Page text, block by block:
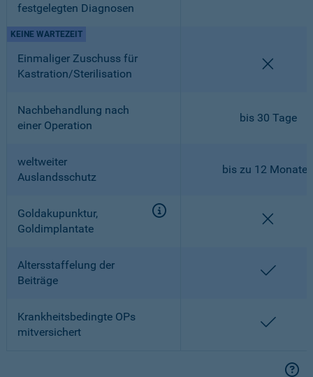
festgelegten Diagnosen
Einmaliger Zuschuss für
Kastration/Sterilisation
KEINE WARTEZEIT
Nachbehandlung nach
einer Operation
bis 30 Tage
weltweiter
Auslandsschutz
bis zu 12 Monaten
Goldakupunktur,
Goldimplantate
Altersstaffelung der
Beiträge
Krankheitsbedingte OPs
mitversichert